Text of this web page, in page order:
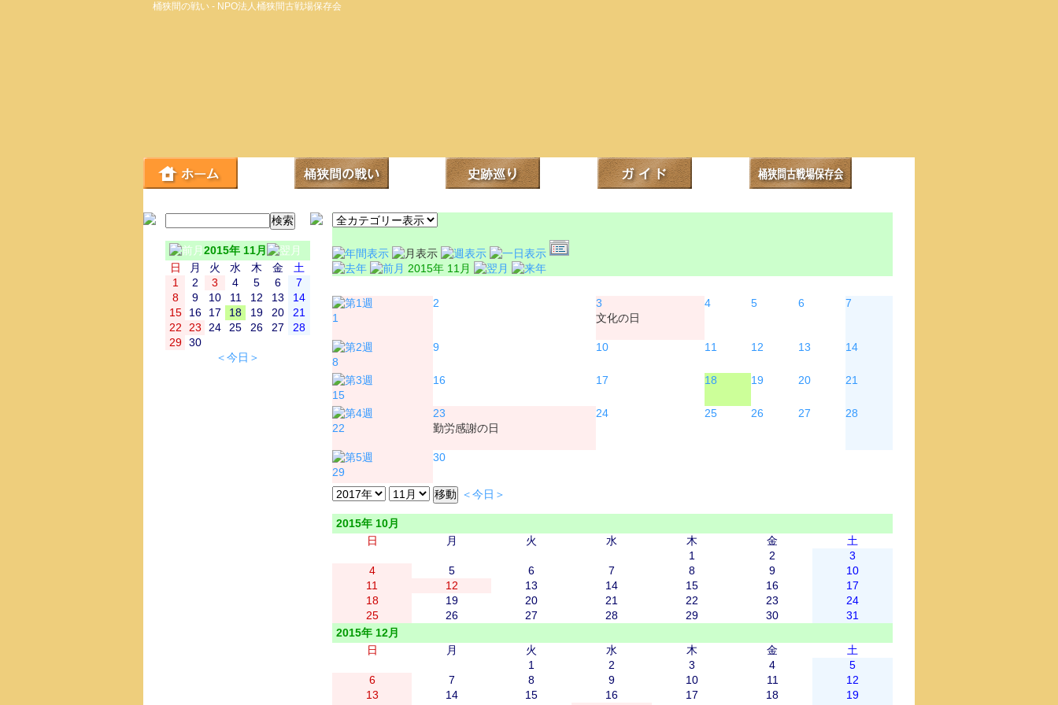
桶狭間の戦い - NPO法人桶狭間古戦場保存会
2015年 11月
日
月 火 水 木 金
土
1
2 3 4 5 6
7
8
9 10 11 12 13
14
15
16 17 18 19 20
21
22
23 24 25 26 27
28
29
30
＜今日＞
2015年 11月
1
2
3
文化の日
4 5 6 7
8
9 10 11 12 13 14
15
16 17 18 19 20 21
22
23
勤労感謝の日
24 25 26 27 28
29
30
＜今日＞
2015年 10月
日
月 火 水 木 金
土
1
2
3
4
5 6 7 8 9
10
11
12 13 14 15 16
17
18
19 20 21 22 23
24
25
26 27 28 29 30
31
2015年 12月
日
月 火 水 木 金
土
1
2 3 4
5
6
7 8 9 10 11
12
13
14 15 16 17 18
19